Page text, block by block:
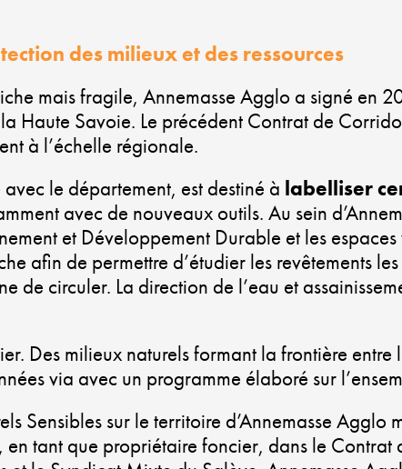
des milieux et des ressources
mais fragile, Annemasse Agglo a signé en
Haute Savoie. Le précédent Contrat de
à l’échelle régionale.
le département, est destiné à labelliser
avec de nouveaux outils. Au sein
et Développement Durable et les espaces
afin de permettre d’étudier les revêtements
de circuler. La direction de l’eau et
Des milieux naturels formant la frontière
via avec un programme élaboré sur
Sensibles sur le territoire d’Annemasse Agglo
tant que propriétaire foncier, dans le